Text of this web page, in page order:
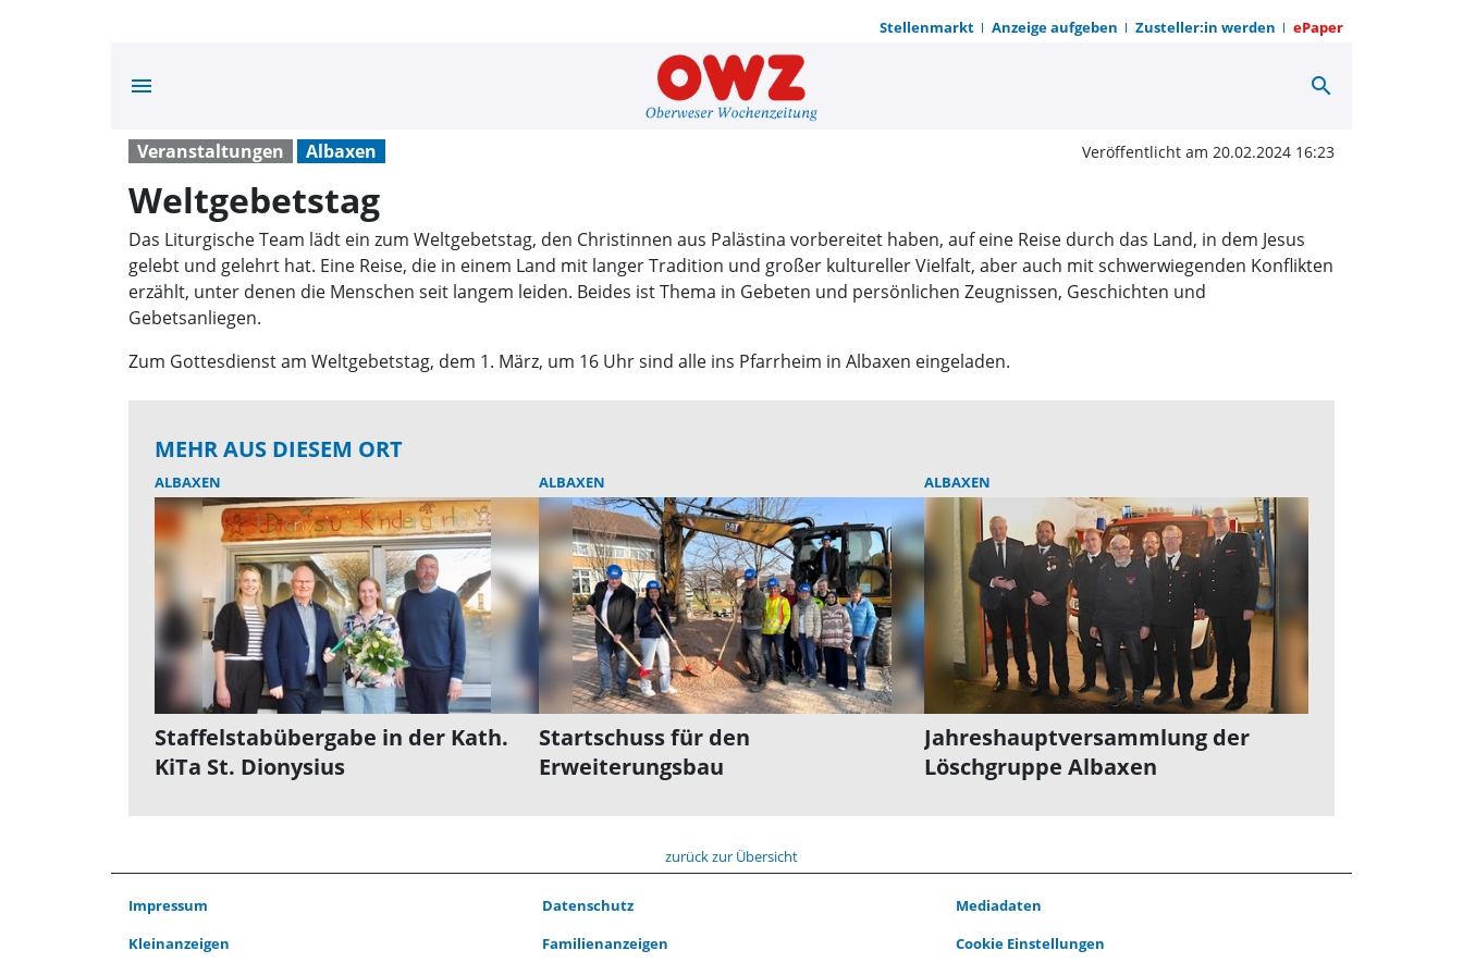
Stellenmarkt Anzeige aufgeben Zusteller:in werden ePaper
menu Weltgebetstag | OWZ zum Sonntag
search
Veranstaltungen Albaxen Veröffentlicht am 20.02.2024 16:23
Weltgebetstag
Das Liturgische Team lädt ein zum Weltgebetstag, den Christinnen aus Palästina vorbereitet haben, auf eine Reise durch das Land, in dem Jesus
gelebt und gelehrt hat. Eine Reise, die in einem Land mit langer Tradition und großer kultureller Vielfalt, aber auch mit schwerwiegenden Konflikten
erzählt, unter denen die Menschen seit langem leiden. Beides ist Thema in Gebeten und persönlichen Zeugnissen, Geschichten und
Gebetsanliegen.
Zum Gottesdienst am Weltgebetstag, dem 1. März, um 16 Uhr sind alle ins Pfarrheim in Albaxen eingeladen.
MEHR AUS DIESEM ORT
ALBAXEN
Staffelstabübergabe in der Kath.
KiTa St. Dionysius
ALBAXEN
Startschuss für den
Erweiterungsbau
ALBAXEN
Jahreshauptversammlung der
Löschgruppe Albaxen
zurück zur Übersicht
Impressum Datenschutz
Mediadaten
Kleinanzeigen
Familienanzeigen
Cookie Einstellungen